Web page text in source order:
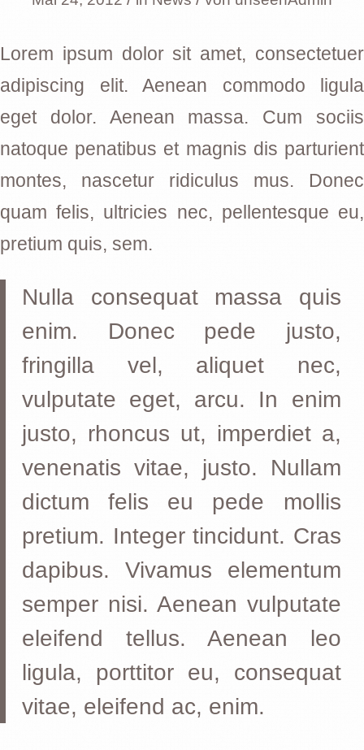
Lorem ipsum dolor sit amet, consectetuer
adipiscing elit. Aenean commodo ligula
eget dolor. Aenean massa. Cum sociis
natoque penatibus et magnis dis parturient
montes, nascetur ridiculus mus. Donec
quam felis, ultricies nec, pellentesque eu,
pretium quis, sem.
Nulla consequat massa quis
enim. Donec pede justo,
fringilla vel, aliquet nec,
vulputate eget, arcu. In enim
justo, rhoncus ut, imperdiet a,
venenatis vitae, justo. Nullam
dictum felis eu pede mollis
pretium. Integer tincidunt. Cras
dapibus. Vivamus elementum
semper nisi. Aenean vulputate
eleifend tellus. Aenean leo
ligula, porttitor eu, consequat
vitae, eleifend ac, enim.